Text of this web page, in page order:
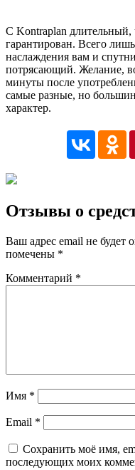
С Kontraplan длительный,
гарантирован. Всего
наслаждения вам и
потрясающий. Желание,
минуты после
самые разные, но
характер.
Отзывы о
Ваш адрес email не будет
помечены *
Комментарий *
Имя *
Email *
Сохранить моё имя,
последующих моих